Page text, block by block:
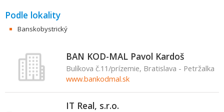
Podle lokality
Banskobystrický
BAN KOD-MAL Pavol Kardoš
Bulíkova č.11/prízemie, Bratislava - Petržalka
www.bankodmal.sk
IT Real, s.r.o.